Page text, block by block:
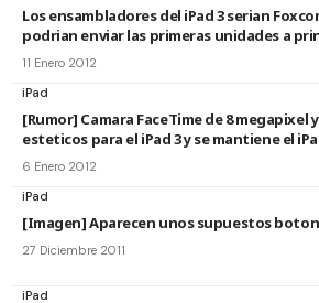
Los ensambladores del iPad 3 serian
podrian enviar las primeras unidades a
11 Enero 2012
iPad
[Rumor] Camara FaceTime de 8 megapixel
esteticos para el iPad 3 y se mantiene el
6 Enero 2012
iPad
[Imagen] Aparecen unos supuestos
27 Diciembre 2011
iPad